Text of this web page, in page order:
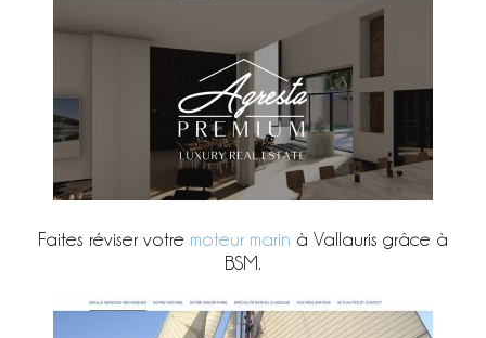
Faites réviser votre moteur marin à Vallauris grâce à
BSM.